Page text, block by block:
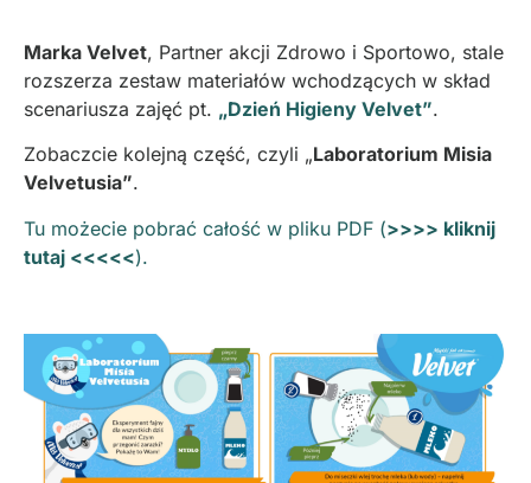
Marka Velvet, Partner akcji Zdrowo i Sportowo, stale
rozszerza zestaw materiałów wchodzących w skład
scenariusza zajęć pt. „Dzień Higieny Velvet”.
Zobaczcie kolejną część, czyli „Laboratorium Misia
Velvetusia”.
Tu możecie pobrać całość w pliku PDF (>>>> kliknij
tutaj <<<<<).